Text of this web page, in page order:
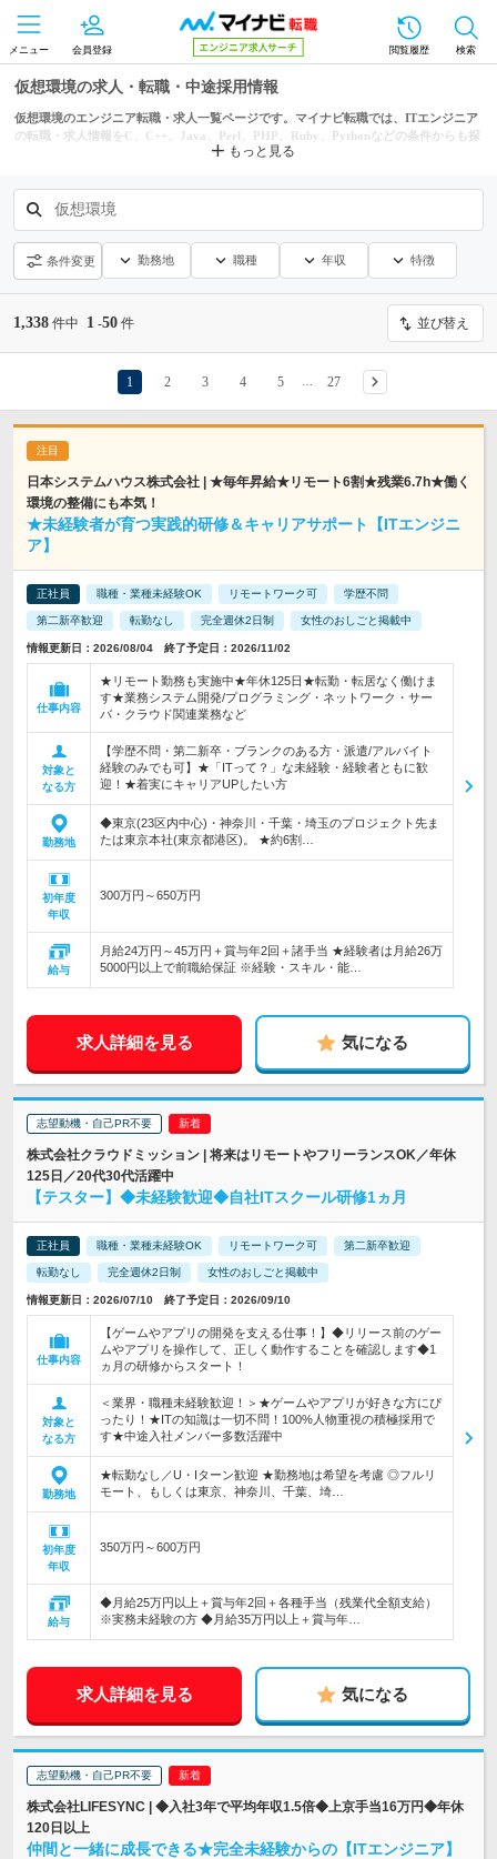
メニュー 会員登録 閲覧履歴 検索
仮想環境の求人・転職・中途採用情報
仮想環境のエンジニア転職・求人一覧ページです。マイナビ転職では、ITエンジニア
の転職・求人情報をC、C++、Java、Perl、PHP、Ruby、Pythonなどの条件からも探
もっと見る
仮想環境
条件変更 勤務地 職種 年収 特徴
1,338 件中 1 -50 件 並び替え
1 2 3 4 5 27
日本システムハウス株式会社 | ★毎年昇給★リモート6割★残業6.7h★働く
環境の整備にも本気！
★未経験者が育つ実践的研修＆キャリアサポート【ITエンジニ
ア】
正社員 職種・業種未経験OK リモートワーク可 学歴不問
第二新卒歓迎 転勤なし 完全週休2日制 女性のおしごと掲載中
情報更新日：2026/08/04 終了予定日：2026/11/02
仕事内容
★リモート勤務も実施中★年休125日★転勤・転居なく働けま
す★業務システム開発/プログラミング・ネットワーク・サー
バ・クラウド関連業務など
対象と
なる方
【学歴不問・第二新卒・ブランクのある方・派遣/アルバイト
経験のみでも可】★「ITって？」な未経験・経験者ともに歓
迎！★着実にキャリアUPしたい方
勤務地
◆東京(23区内中心)・神奈川・千葉・埼玉のプロジェクト先ま
たは東京本社(東京都港区)。 ★約6割…
初年度
年収
300万円～650万円
給与
月給24万円～45万円＋賞与年2回＋諸手当 ★経験者は月給26万
5000円以上で前職給保証 ※経験・スキル・能…
求人詳細を見る 気になる
志望動機・自己PR不要
株式会社クラウドミッション | 将来はリモートやフリーランスOK／年休
125日／20代30代活躍中
【テスター】◆未経験歓迎◆自社ITスクール研修1ヵ月
正社員 職種・業種未経験OK リモートワーク可 第二新卒歓迎
転勤なし 完全週休2日制 女性のおしごと掲載中
情報更新日：2026/07/10 終了予定日：2026/09/10
仕事内容
【ゲームやアプリの開発を支える仕事！】◆リリース前のゲー
ムやアプリを操作して、正しく動作することを確認します◆1
ヵ月の研修からスタート！
対象と
なる方
＜業界・職種未経験歓迎！＞★ゲームやアプリが好きな方にぴ
ったり！★ITの知識は一切不問！100%人物重視の積極採用で
す★中途入社メンバー多数活躍中
勤務地
★転勤なし／U・Iターン歓迎 ★勤務地は希望を考慮 ◎フルリ
モート、もしくは東京、神奈川、千葉、埼…
初年度
年収
350万円～600万円
給与
◆月給25万円以上＋賞与年2回＋各種手当（残業代全額支給）
※実務未経験の方 ◆月給35万円以上＋賞与年…
求人詳細を見る 気になる
志望動機・自己PR不要
株式会社LIFESYNC | ◆入社3年で平均年収1.5倍◆上京手当16万円◆年休
120日以上
仲間と一緒に成長できる★完全未経験からの【ITエンジニア】